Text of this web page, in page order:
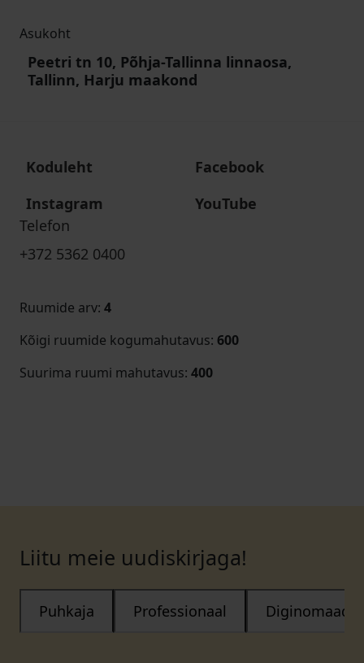
Asukoht
Peetri tn 10, Põhja-Tallinna linnaosa,
Tallinn, Harju maakond
Koduleht
Facebook
Instagram
YouTube
Telefon
+372 5362 0400
Ruumide arv: 4
Kõigi ruumide kogumahutavus: 600
Suurima ruumi mahutavus: 400
Liitu meie uudiskirjaga!
Puhkaja Professionaal Diginomaad